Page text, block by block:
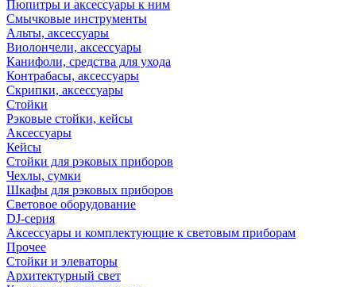
Пюпитры и аксессуары к ним
Смычковые инструменты
Альты, аксессуары
Виолончели, аксессуары
Канифоли, средства для ухода
Контрабасы, аксессуары
Скрипки, аксессуары
Стойки
Рэковые стойки, кейсы
Аксессуары
Кейсы
Стойки для рэковых приборов
Чехлы, сумки
Шкафы для рэковых приборов
Световое оборудование
DJ-серия
Аксессуары и комплектующие к световым приборам
Прочее
Стойки и элеваторы
Архитектурный свет